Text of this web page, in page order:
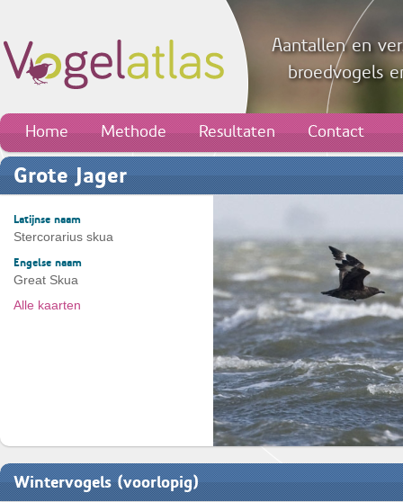
Aantallen en
broedvogels
Home Methode Resultaten Contact
Grote Jager
Latijnse naam
Stercorarius skua
Engelse naam
Great Skua
Alle kaarten
Wintervogels (voorlopig)